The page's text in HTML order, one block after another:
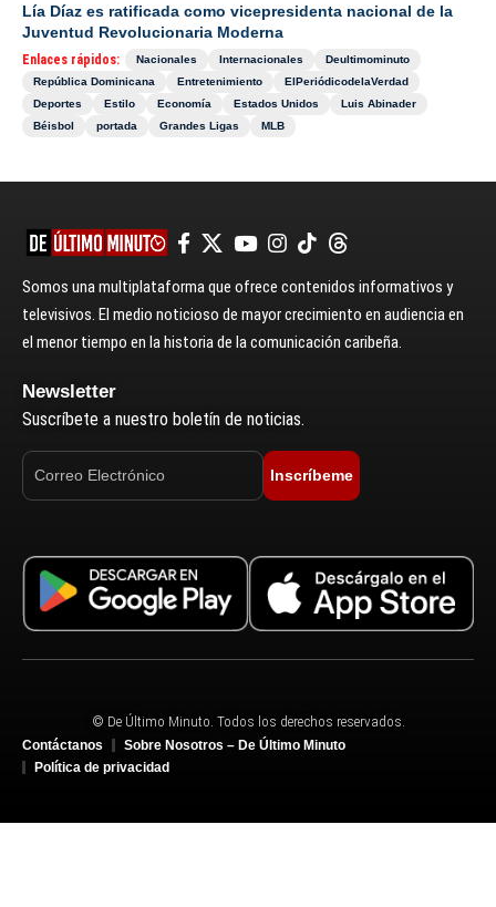
Lía Díaz es ratificada como vicepresidenta nacional de la
Juventud Revolucionaria Moderna
Enlaces rápidos: Nacionales Internacionales
Deultimominuto
República Dominicana
Entretenimiento
ElPeriódicodelaVerdad
Deportes
Estilo Economía Estados Unidos
Luis Abinader
Béisbol
portada Grandes Ligas MLB
Somos una multiplataforma que ofrece contenidos informativos y
televisivos. El medio noticioso de mayor crecimiento en audiencia en
el menor tiempo en la historia de la comunicación caribeña.
Newsletter
Suscríbete a nuestro boletín de noticias.
Inscríbeme
© De Último Minuto. Todos los derechos reservados.
Contáctanos
Sobre Nosotros – De Último Minuto
Política de privacidad